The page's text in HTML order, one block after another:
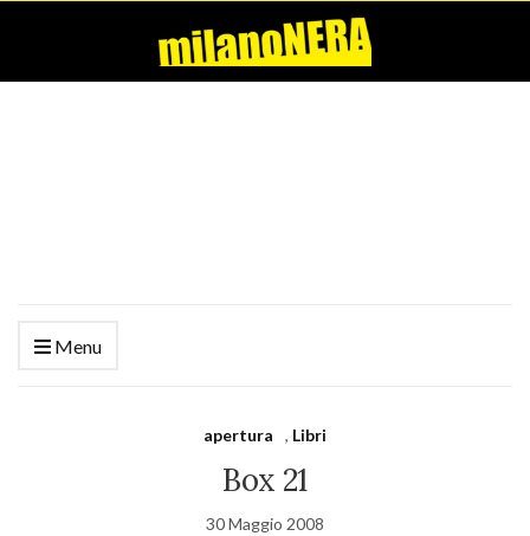
Menu
apertura , Libri
Box 21
30 Maggio 2008